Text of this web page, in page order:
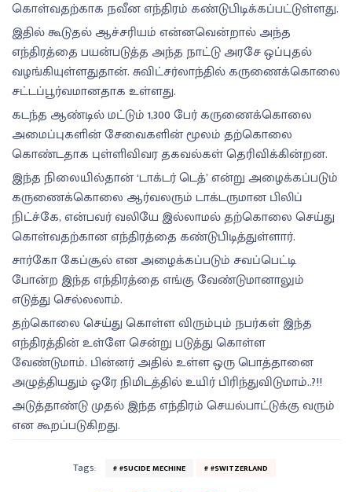
கொள்வதற்காக நவீன எந்திரம் கண்டுபிடிக்கப்பட்டுள்ளது.
இதில் கூடுதல் ஆச்சரியம் என்னவென்றால் அந்த
எந்திரத்தை பயன்படுத்த அந்த நாட்டு அரசே ஒப்புதல்
வழங்கியுள்ளதுதான். சுவிட்சர்லாந்தில் கருணைக்கொலை
சட்டப்பூர்வமானதாக உள்ளது.
கடந்த ஆண்டில் மட்டும் 1,300 பேர் கருணைக்கொலை
அமைப்புகளின் சேவைகளின் மூலம் தற்கொலை
கொண்டதாக புள்ளிவிவர தகவல்கள் தெரிவிக்கின்றன.
இந்த நிலையில்தான் ‘டாக்டர் டெத்’ என்று அழைக்கப்படும்
கருணைக்கொலை ஆர்வலரும் டாக்டருமான பிலிப்
நிட்ச்கே, என்பவர் வலியே இல்லாமல் தற்கொலை செய்து
கொள்வதற்கான எந்திரத்தை கண்டுபிடித்துள்ளார்.
சார்கோ கேப்சூல் என அழைக்கப்படும் சவப்பெட்டி
போன்ற இந்த எந்திரத்தை எங்கு வேண்டுமானாலும்
எடுத்து செல்லலாம்.
தற்கொலை செய்து கொள்ள விரும்பும் நபர்கள் இந்த
எந்திரத்தின் உள்ளே சென்று படுத்து கொள்ள
வேண்டுமாம். பின்னர் அதில் உள்ள ஒரு பொத்தானை
அழுத்தியதும் ஒரே நிமிடத்தில் உயிர் பிரிந்துவிடுமாம்..?!!
அடுத்தாண்டு முதல் இந்த எந்திரம் செயல்பாட்டுக்கு வரும்
என கூறப்படுகிறது.
Tags: #SUCIDE MECHINE #SWITZERLAND